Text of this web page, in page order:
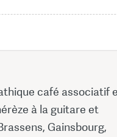
café associatif
à la guitare et
Gainsbourg,